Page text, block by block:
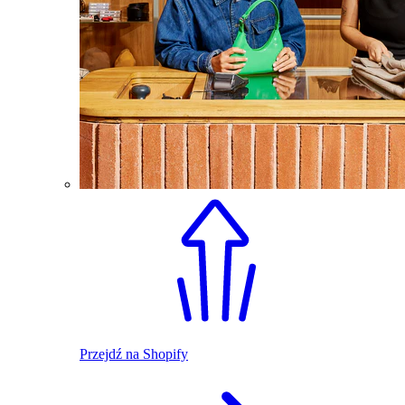
Przejdź na Shopify